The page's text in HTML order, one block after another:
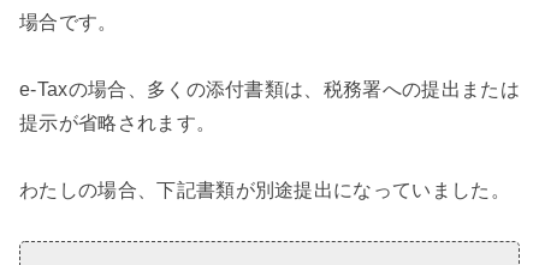
場合です。
e-Taxの場合、多くの添付書類は、税務署への提出または
提示が省略されます。
わたしの場合、下記書類が別途提出になっていました。